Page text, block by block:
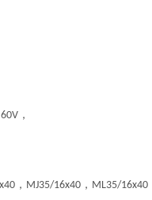
，
， MJ35/16x40 ， ML35/16x40